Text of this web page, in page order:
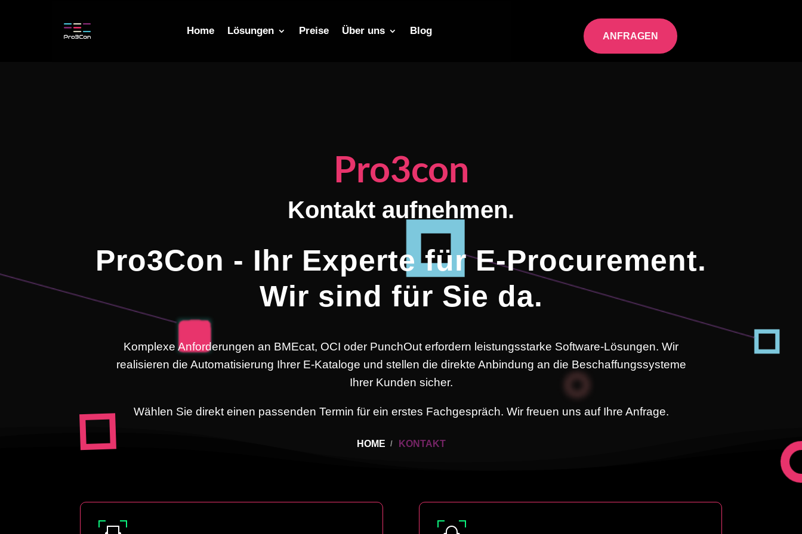
Home Lösungen Preise Über uns
Home Lösungen Preise Über uns Blog ANFRAGEN
Pro3con
Kontakt aufnehmen.
Pro3Con - Ihr Experte für E-Procurement.
Wir sind für Sie da.
Komplexe Anforderungen an BMEcat, OCI oder PunchOut erfordern leistungsstarke Software-Lösungen. Wir
realisieren die Automatisierung Ihrer E-Kataloge und stellen die direkte Anbindung an die Beschaffungssysteme
Ihrer Kunden sicher.
Wählen Sie direkt einen passenden Termin für ein erstes Fachgespräch. Wir freuen uns auf Ihre Anfrage.
HOME KONTAKT